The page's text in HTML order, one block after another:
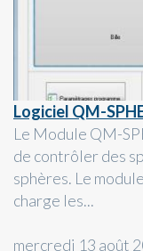
Logiciel QM-
Le Module QM-
de contrôler des
sphères. Le
charge les...
mercredi 13 août